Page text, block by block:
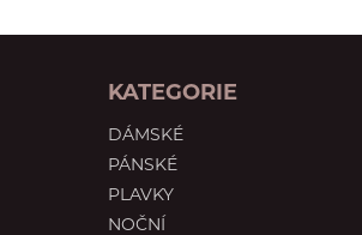
KATEGORIE
DÁMSKÉ
PÁNSKÉ
PLAVKY
NOČNÍ